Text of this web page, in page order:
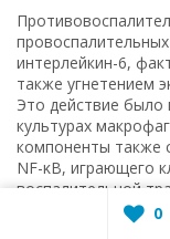
интерлейкин-6,
также угнетением
Это действие было
культурах
компоненты также
NF-κB, играющего
воспалительной
0